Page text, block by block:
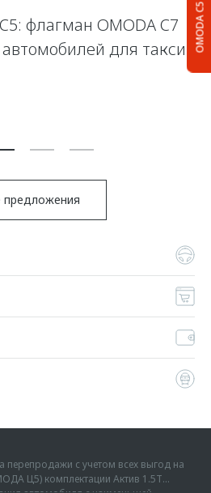
OMODA C5
флагман OMODA C7
для такси —
21
предложения
перепродажи с учетом всех выгод на
Ц5) комплектации Актив 1.5Т